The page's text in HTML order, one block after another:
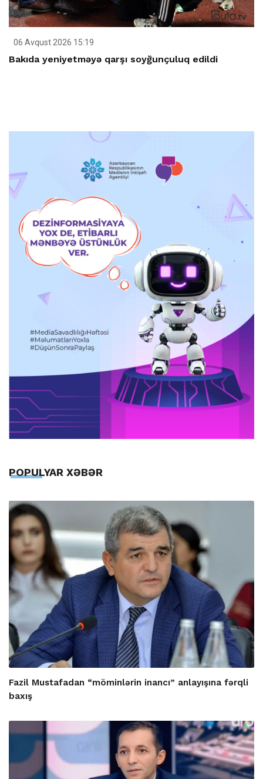
06 Avqust 2026 15:19
Bakıda yeniyetməyə qarşı soyğunçuluq edildi
POPULYAR XƏBƏR
Fazil Mustafadan “möminlərin inancı” anlayışına fərqli
baxış